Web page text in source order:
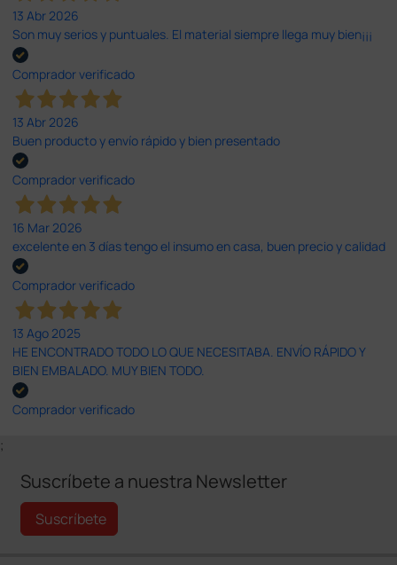
13 Abr 2026
Son muy serios y puntuales. El material siempre llega muy bien¡¡¡
Comprador verificado
13 Abr 2026
Buen producto y envío rápido y bien presentado
Comprador verificado
16 Mar 2026
excelente en 3 días tengo el insumo en casa, buen precio y calidad
Comprador verificado
13 Ago 2025
HE ENCONTRADO TODO LO QUE NECESITABA. ENVÍO RÁPIDO Y
BIEN EMBALADO. MUY BIEN TODO.
Comprador verificado
;
Suscríbete a nuestra Newsletter
Suscríbete